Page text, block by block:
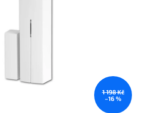
1 198 Kč
–16 %